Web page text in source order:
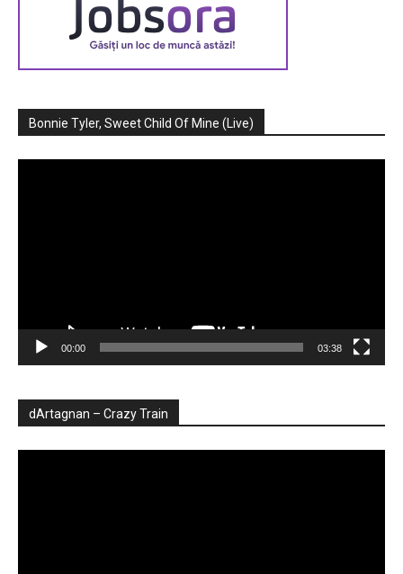
Bonnie Tyler, Sweet Child Of Mine (Live)
00:00 03:38
dArtagnan – Crazy Train